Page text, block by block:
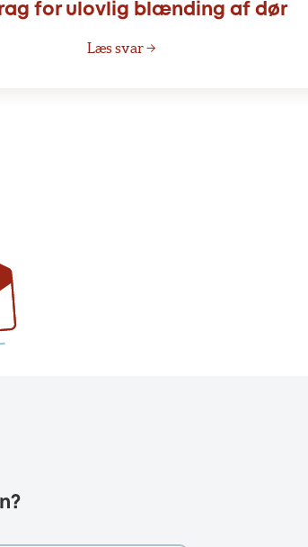
for ulovlig blænding af dør
Læs svar →